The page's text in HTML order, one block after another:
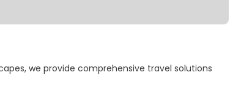
we provide comprehensive travel solutions